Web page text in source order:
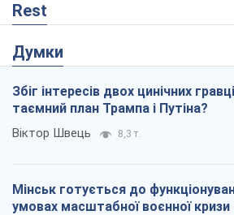
Rest
Думки
Збіг інтересів двох цинічних
таємний план Трампа і Путіна?
Віктор Швець 8,3 т.
Мінськ готується до
умовах масштабної воєнної кризи